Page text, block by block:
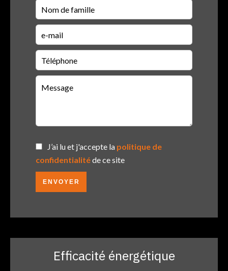
J’ai lu et j'accepte la politique de
confidentialitéde ce site
ENVOYER
Efficacité énergétique